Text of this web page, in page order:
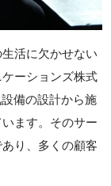
活に欠かせない
ーションズ株式
備の設計から施
ます。そのサー
り、多くの顧客